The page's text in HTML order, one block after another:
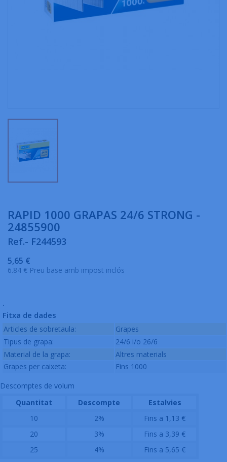
RAPID 1000 GRAPAS 24/6 STRONG -
24855900
Ref.- F244593
5,65 €
6.84 € Preu base amb impost inclós
.
Fitxa de dades
Articles de sobretaula:
Grapes
Tipus de grapa:
24/6 i/o 26/6
Material de la grapa:
Altres materials
Grapes per caixeta:
Fins 1000
Descomptes de volum
Quantitat
Descompte
Estalvies
10
2%
Fins a 1,13 €
20
3%
Fins a 3,39 €
25
4% Fins a 5,65 €